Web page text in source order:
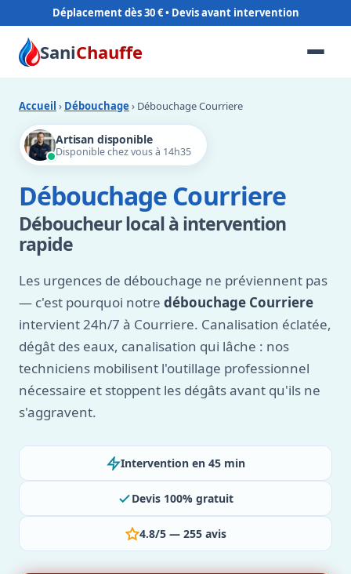
Déplacement dès 30 €
SaniChauffe
Accueil › Débouchage › Débouchage Courriere
Artisan disponible
Disponible chez vous à 14h35
Débouchage Courriere
Déboucheur local à intervention
rapide
Les urgences de débouchage ne préviennent pas
— c'est pourquoi notre débouchage Courriere
intervient 24h/7 à Courriere. Canalisation éclatée,
dégât des eaux, canalisation qui lâche : nos
techniciens mobilisent l'outillage professionnel
nécessaire et stoppent les dégâts avant qu'ils ne
s'aggravent.
Intervention en 45 min
Devis 100% gratuit
4.8/5 — 255 avis